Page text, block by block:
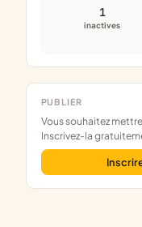
1
inactives
PUBLIER
Vous souhaitez mettre en avant votre association ?
Inscrivez-la